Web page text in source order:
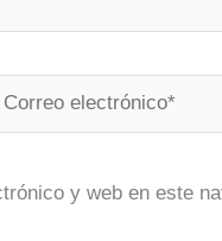
y web en este